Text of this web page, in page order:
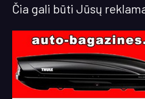
Čia gali būti Jūsų